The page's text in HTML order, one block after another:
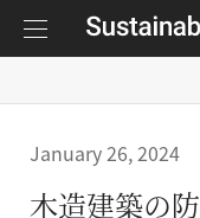
January 26, 2024
木造建築の